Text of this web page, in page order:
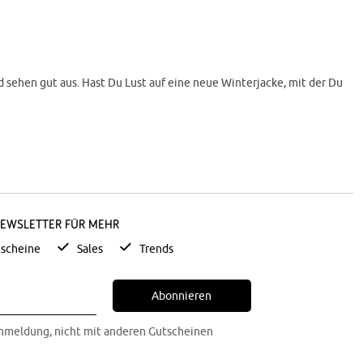
gut aus. Hast Du Lust auf eine neue Winterjacke, mit der Du
und sind für ihre gute Wärmeisolierung bekannt. Zudem sorgen
sind. Sie sind sportlich-elegant und erweisen sich als tolle
machen. Für mehr Komfort sorgen Stretch-Verarbeitungen,
für mehr
Sales Trends
Abonnieren
nicht mit anderen Gutscheinen